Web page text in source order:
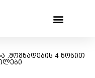
,მომზადების 4 ზონით